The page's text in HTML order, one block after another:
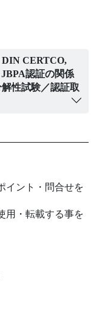
DIN CERTCO,
認証の関係
性試験／認証取
イント・問合せを
用・転載する事を